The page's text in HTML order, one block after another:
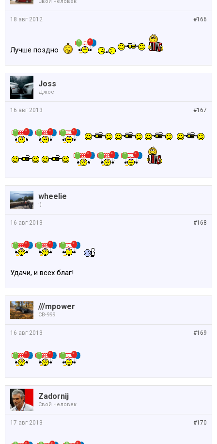
#166
18 авг 2012
Лучше поздно
Joss
Джос
#167
16 авг 2013
wheelie
:)
#168
16 авг 2013
Удачи, и всех благ!
///mpower
CB-999
#169
16 авг 2013
Zadornij
Свой человек
#170
17 авг 2013